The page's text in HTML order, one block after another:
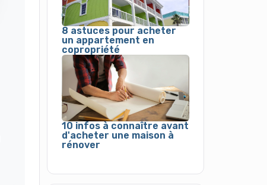
8 astuces pour acheter
un appartement en
copropriété
10 infos à connaître avant
d'acheter une maison à
rénover